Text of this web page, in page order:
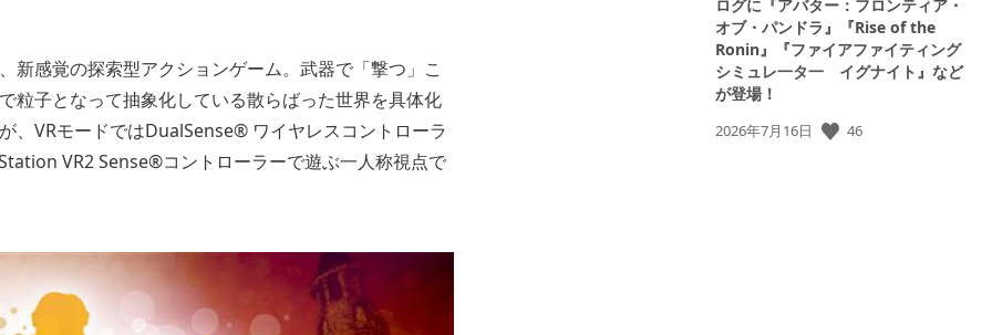
新感覚の探索型アクションゲーム。武器で「撃つ」こ
粒子となって抽象化している散らばった世界を具体化
、VRモードではDualSense® ワイヤレスコントローラ
VR2 Sense®コントローラーで遊ぶ一人称視点で
ログに『アバター：フロンティア・
オブ・パンドラ』『Rise of the
Ronin』『ファイアファイティング
シミュレ一タ一 イグナイト』など
が登場！
公
2026年7月16日 46